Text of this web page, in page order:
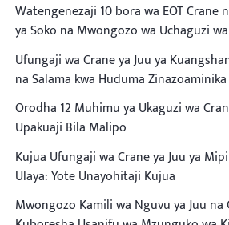
Watengenezaji 10 bora wa EOT Crane
ya Soko na Mwongozo wa Uchaguzi
Ufungaji wa Crane ya Juu ya
na Salama kwa Huduma
Orodha 12 Muhimu ya Ukaguzi wa
Upakuaji Bila Malipo
Kujua Ufungaji wa Crane ya Juu ya
Ulaya: Yote Unayohitaji Kujua
Mwongozo Kamili wa Nguvu ya Juu na